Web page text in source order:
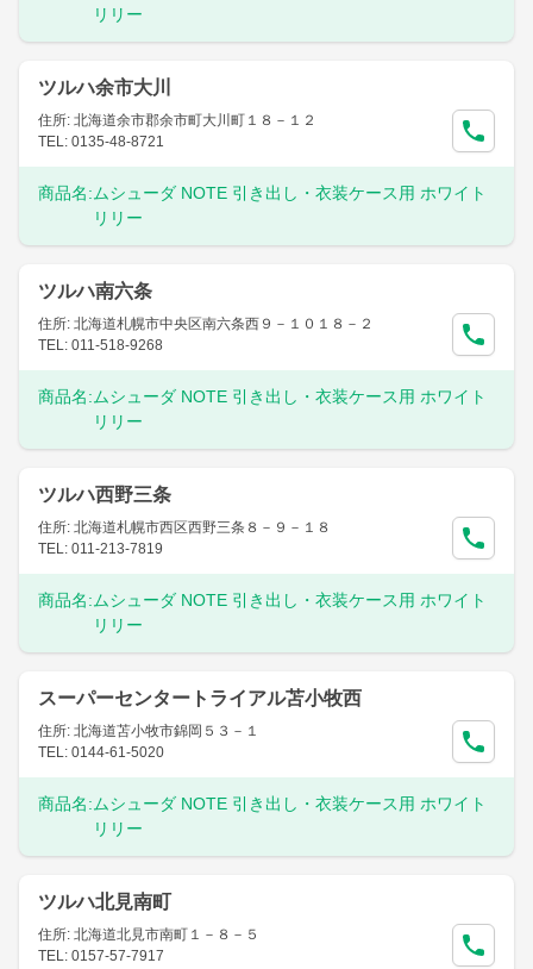
リリー
ツルハ余市大川
住所: 北海道余市郡余市町大川町１８－１２
TEL: 0135-48-8721
商品名: ムシューダ NOTE 引き出し・衣装ケース用 ホワイト
リリー
ツルハ南六条
住所: 北海道札幌市中央区南六条西９－１０１８－２
TEL: 011-518-9268
商品名: ムシューダ NOTE 引き出し・衣装ケース用 ホワイト
リリー
ツルハ西野三条
住所: 北海道札幌市西区西野三条８－９－１８
TEL: 011-213-7819
商品名: ムシューダ NOTE 引き出し・衣装ケース用 ホワイト
リリー
スーパーセンタートライアル苫小牧西
住所: 北海道苫小牧市錦岡５３－１
TEL: 0144-61-5020
商品名: ムシューダ NOTE 引き出し・衣装ケース用 ホワイト
リリー
ツルハ北見南町
住所: 北海道北見市南町１－８－５
TEL: 0157-57-7917